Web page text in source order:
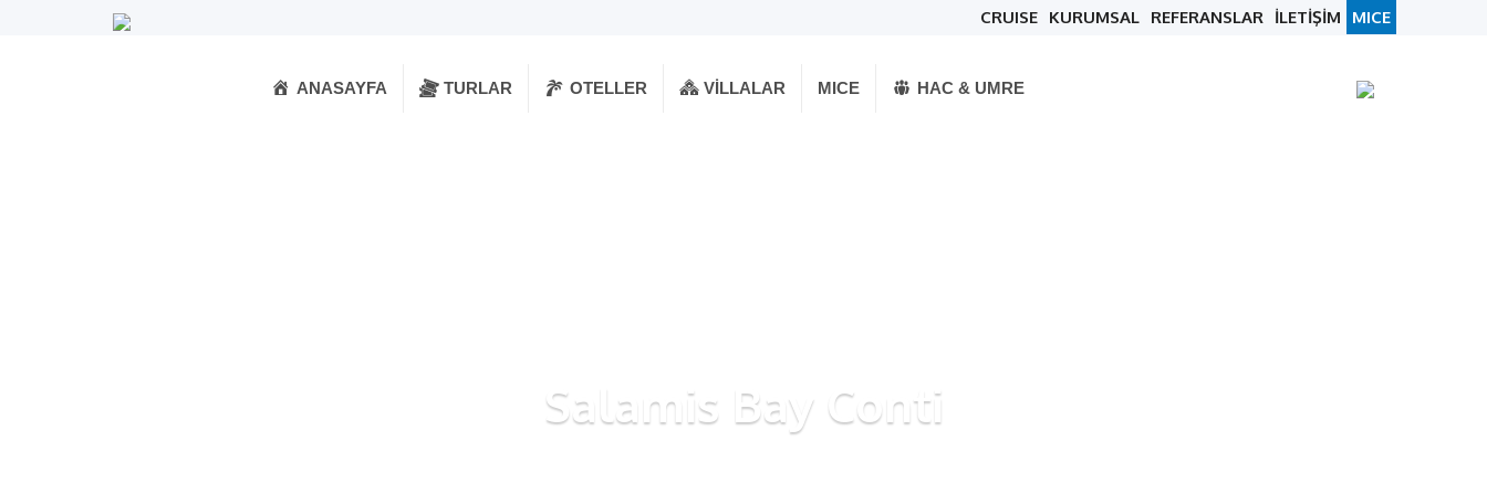
MICE
İLETİŞİM
REFERANSLAR
KURUMSAL
CRUISE
ANASAYFA TURLAR OTELLER VILLALAR MICE HAC & UMRE
Salamis Bay Conti